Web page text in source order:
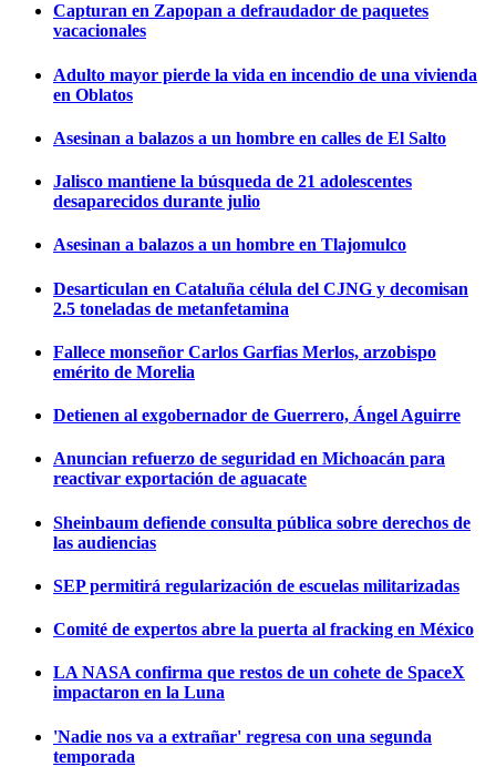
Capturan en Zapopan a defraudador de paquetes
vacacionales
Adulto mayor pierde la vida en incendio de una vivienda
en Oblatos
Asesinan a balazos a un hombre en calles de El Salto
Jalisco mantiene la búsqueda de 21 adolescentes
desaparecidos durante julio
Asesinan a balazos a un hombre en Tlajomulco
Desarticulan en Cataluña célula del CJNG y decomisan
2.5 toneladas de metanfetamina
Fallece monseñor Carlos Garfias Merlos, arzobispo
emérito de Morelia
Detienen al exgobernador de Guerrero, Ángel Aguirre
Anuncian refuerzo de seguridad en Michoacán para
reactivar exportación de aguacate
Sheinbaum defiende consulta pública sobre derechos de
las audiencias
SEP permitirá regularización de escuelas militarizadas
Comité de expertos abre la puerta al fracking en México
LA NASA confirma que restos de un cohete de SpaceX
impactaron en la Luna
'Nadie nos va a extrañar' regresa con una segunda
temporada